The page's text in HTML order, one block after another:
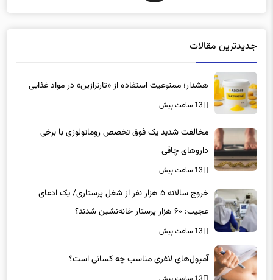
جدیدترین مقالات
هشدار؛ ممنوعیت استفاده از «تارترازین» در مواد غذایی
مخالفت شدید یک فوق تخصص روماتولوژی با برخی
داروهای چاقی
خروج سالانه ۵ هزار نفر از شغل پرستاری/ یک ادعای
عجیب: ۶۰ هزار پرستار خانه‌نشین شدند؟